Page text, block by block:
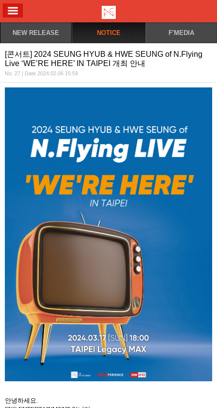
NEW RELEASE NOTICE F'MEDIA
[콘서트] 2024 SEUNG HYUB & HWE SEUNG of N.Flying
Live ‘WE’RE HERE’ IN TAIPEI 개최 안내
No. 27 | Date 2024.02.06 15:59
안녕하세요.